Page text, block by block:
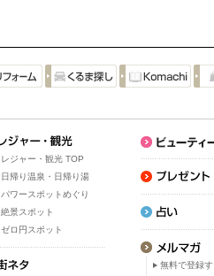
レジャー・観光 TOP
日帰り温泉・日帰り湯
パワースポットめぐり
絶景スポット
ゼロ円スポット
無料で登録